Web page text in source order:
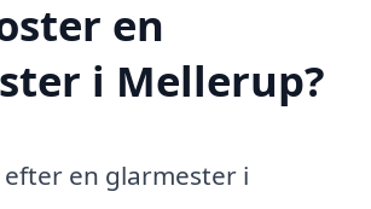
en
i Mellerup?
en glarmester i